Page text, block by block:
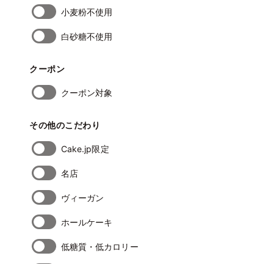
小麦粉不使用
白砂糖不使用
クーポン
クーポン対象
その他のこだわり
Cake.jp限定
名店
ヴィーガン
ホールケーキ
低糖質・低カロリー